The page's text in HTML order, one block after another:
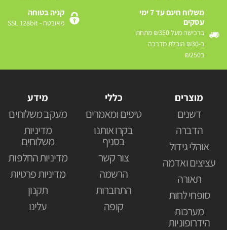
משלוח חינם עד 7 ימי
עסקים
ברכישה מעל ₪350 מתחת
ב-₪30 הובלת מדרכה
ב₪250
קניה בטוחה
מאובטח - SSL 128bit
מוצרים
דשנים
הדברה
אוהלי גידול
עציצים ואדמה
תאורה
סופחי לחות
מערכות
הידרופוניות
כללי
טיפים ומאמרים
בקרו אותנו
בסניף
צור קשר
הרשמה
התחברות
קופה
מידע
מעקב משלוחים
מדיניות
משלוחים
מדיניות החלפות
מדיניות פרטיות
תקנון
עלינו